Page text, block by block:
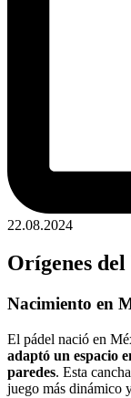
22.08.2024
Orígenes del
Nacimiento en
El pádel nació en
adaptó un espacio
paredes. Esta
juego más dinámico